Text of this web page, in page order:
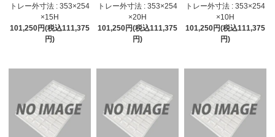
トレー外寸法 : 353×254
×15H
101,250円(税込111,375
円)
トレー外寸法 : 353×254
×20H
101,250円(税込111,375
円)
トレー外寸法 : 353×254
×10H
101,250円(税込111,375
円)